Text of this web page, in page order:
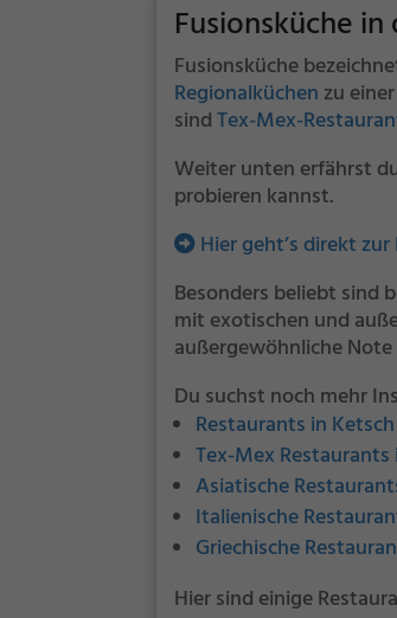
Fusionsküche
Fusionsküche
Regionalküchen zu
sindTex-Mex-
Weiter unten erfährst
probieren kannst.
Hier geht’s direkt
Besonders beliebt sind
mit exotischen und
außergewöhnliche Note
Du suchst noch mehr
Restaurants in Ketsch
Tex-Mex Restaurants
Asiatische
Italienische
Griechische
Hier sind einige